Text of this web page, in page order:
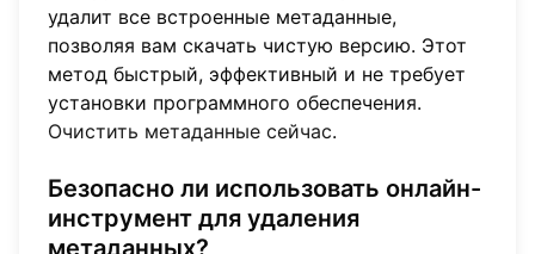
удалит все встроенные метаданные,
позволяя вам скачать чистую версию. Этот
метод быстрый, эффективный и не требует
установки программного обеспечения.
Очистить метаданные сейчас.
Безопасно ли использовать онлайн-
инструмент для удаления
метаданных?